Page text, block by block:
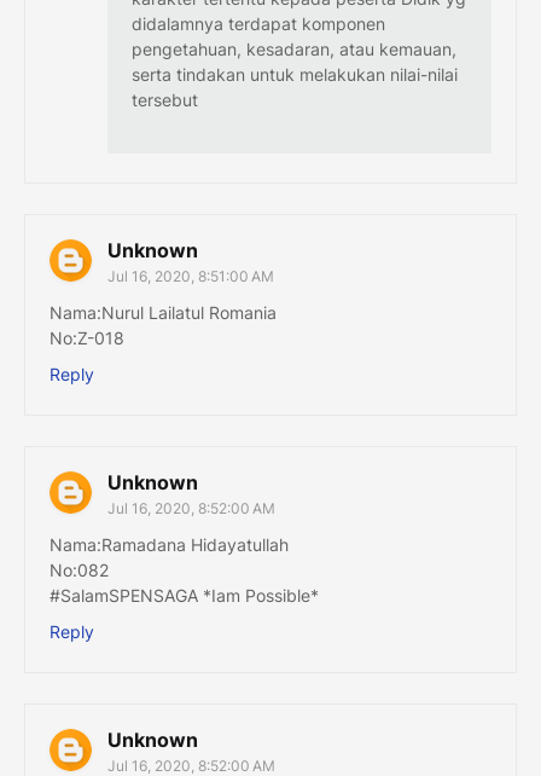
didalamnya terdapat komponen
pengetahuan, kesadaran, atau kemauan,
serta tindakan untuk melakukan nilai-nilai
tersebut
Unknown
Jul 16, 2020, 8:51:00 AM
Nama:Nurul Lailatul Romania
No:Z-018
Reply
Unknown
Jul 16, 2020, 8:52:00 AM
Nama:Ramadana Hidayatullah
No:082
#SalamSPENSAGA *Iam Possible*
Reply
Unknown
Jul 16, 2020, 8:52:00 AM